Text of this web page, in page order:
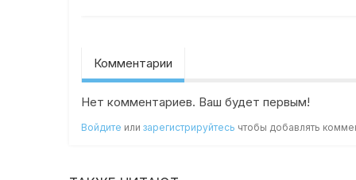
Комментарии
Нет комментариев. Ваш будет первым!
Войдите илизарегистрируйтесь чтобы добавлять